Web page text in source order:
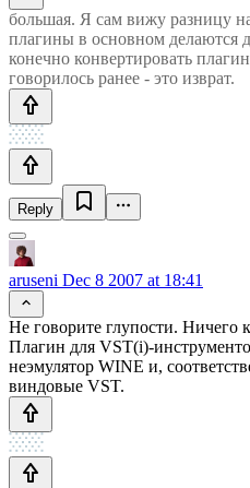
большая. Я сам вижу разницу
плагины в основном делаются
конечно конвертировать
говорилось ранее - это изврат.
Reply
aruseni Dec 8 2007 at 18:41
Не говорите глупости. Ничего
Плагин для VST(i)-
неэмулятор WINE и,
виндовые VST.